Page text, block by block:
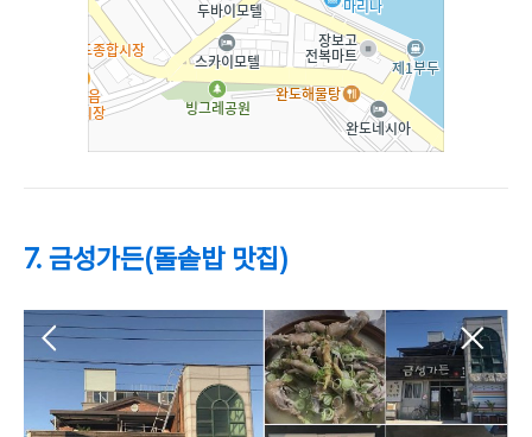
7. 금성가든(돌솥밥 맛집)